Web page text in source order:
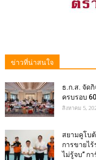
ข่าวที่น่าสนใจ
ธ.ก.ส. จัด
ครบรอบ
สิงหาคม 5,
สยามคูโบ
การขายไร้
ไม่รู้จบ” ก